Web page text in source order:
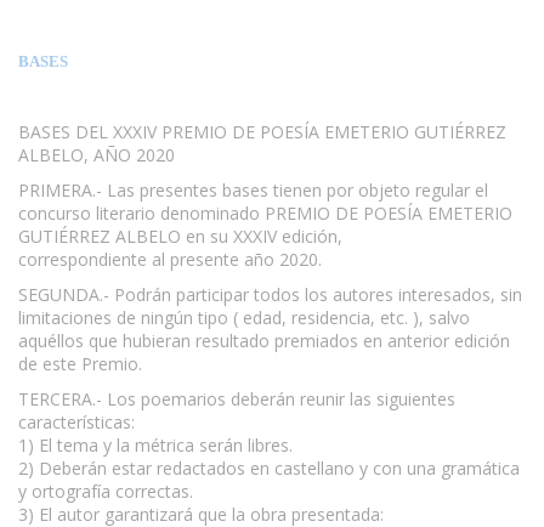
BASES
BASES DEL XXXIV PREMIO DE POESÍA EMETERIO GUTIÉRREZ
ALBELO, AÑO 2020
PRIMERA.- Las presentes bases tienen por objeto regular el
concurso literario denominado PREMIO DE POESÍA EMETERIO
GUTIÉRREZ ALBELO en su XXXIV edición,
correspondiente al presente año 2020.
SEGUNDA.- Podrán participar todos los autores interesados, sin
limitaciones de ningún tipo ( edad, residencia, etc. ), salvo
aquéllos que hubieran resultado premiados en anterior edición
de este Premio.
TERCERA.- Los poemarios deberán reunir las siguientes
características:
1) El tema y la métrica serán libres.
2) Deberán estar redactados en castellano y con una gramática
y ortografía correctas.
3) El autor garantizará que la obra presentada: